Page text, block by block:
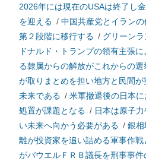
2026年には現在のUSAは終了し
を迎える / 中国共産党とイラン
第２段階に移行する / グリーン
ドナルド・トランプの領有主張
る隷属からの解放がこれからの
が取りまとめを担い地方と民間
未来である / 米軍撤退後の日本
処置が課題となる / 日本は原子
い未来へ向かう必要がある / 銀相
離が投資家を追い詰める軍事作戦
がパウエルＦＲＢ議長を刑事事